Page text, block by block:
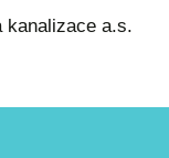
kanalizace a.s.